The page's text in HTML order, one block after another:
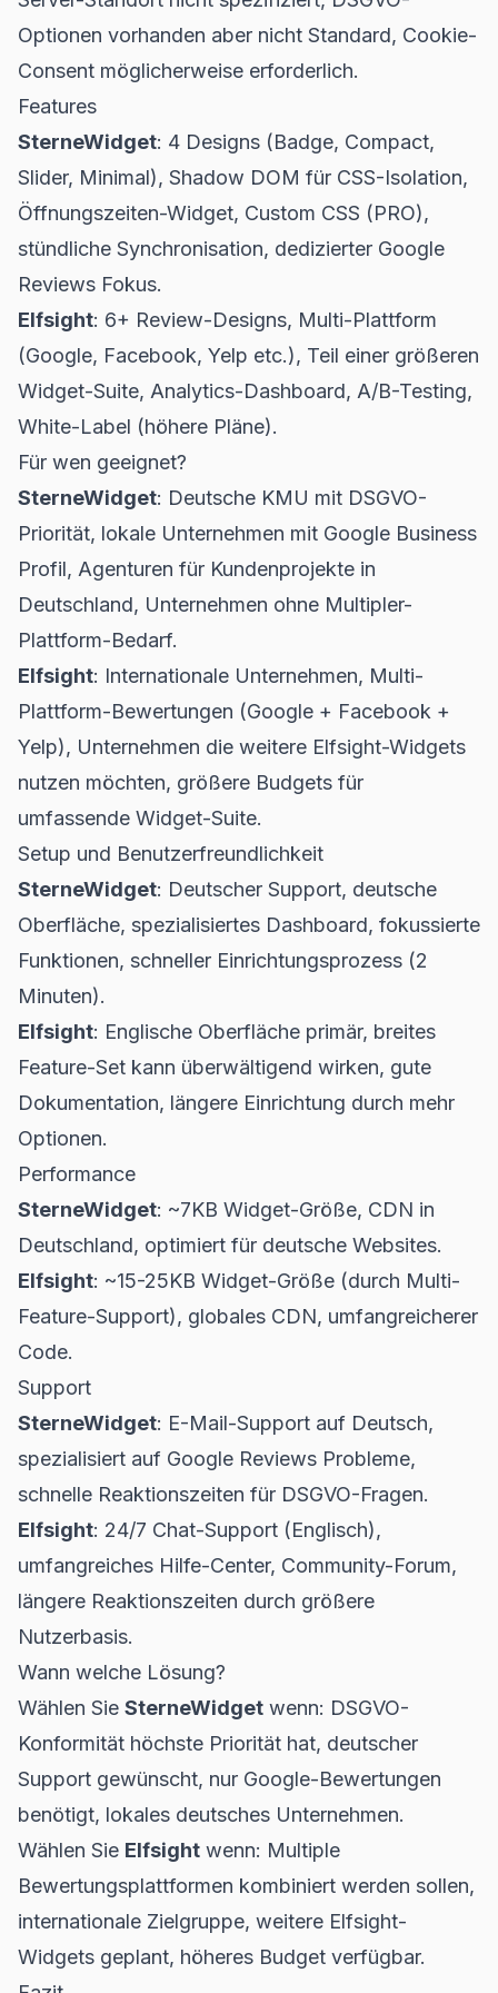
Optionen vorhanden aber nicht Standard, Cookie-
Consent möglicherweise erforderlich.
Features
SterneWidget: 4 Designs (Badge, Compact,
Slider, Minimal), Shadow DOM für CSS-Isolation,
Öffnungszeiten-Widget, Custom CSS (PRO),
stündliche Synchronisation, dedizierter Google
Reviews Fokus.
Elfsight: 6+ Review-Designs, Multi-Plattform
(Google, Facebook, Yelp etc.), Teil einer größeren
Widget-Suite, Analytics-Dashboard, A/B-Testing,
White-Label (höhere Pläne).
Für wen geeignet?
SterneWidget: Deutsche KMU mit DSGVO-
Priorität, lokale Unternehmen mit Google Business
Profil, Agenturen für Kundenprojekte in
Deutschland, Unternehmen ohne Multipler-
Plattform-Bedarf.
Elfsight: Internationale Unternehmen, Multi-
Plattform-Bewertungen (Google + Facebook +
Yelp), Unternehmen die weitere Elfsight-Widgets
nutzen möchten, größere Budgets für
umfassende Widget-Suite.
Setup und Benutzerfreundlichkeit
SterneWidget: Deutscher Support, deutsche
Oberfläche, spezialisiertes Dashboard, fokussierte
Funktionen, schneller Einrichtungsprozess (2
Minuten).
Elfsight: Englische Oberfläche primär, breites
Feature-Set kann überwältigend wirken, gute
Dokumentation, längere Einrichtung durch mehr
Optionen.
Performance
SterneWidget: ~7KB Widget-Größe, CDN in
Deutschland, optimiert für deutsche Websites.
Elfsight: ~15-25KB Widget-Größe (durch Multi-
Feature-Support), globales CDN, umfangreicherer
Code.
Support
SterneWidget: E-Mail-Support auf Deutsch,
spezialisiert auf Google Reviews Probleme,
schnelle Reaktionszeiten für DSGVO-Fragen.
Elfsight: 24/7 Chat-Support (Englisch),
umfangreiches Hilfe-Center, Community-Forum,
längere Reaktionszeiten durch größere
Nutzerbasis.
Wann welche Lösung?
Wählen Sie SterneWidget wenn: DSGVO-
Konformität höchste Priorität hat, deutscher
Support gewünscht, nur Google-Bewertungen
benötigt, lokales deutsches Unternehmen.
Wählen Sie Elfsight wenn: Multiple
Bewertungsplattformen kombiniert werden sollen,
internationale Zielgruppe, weitere Elfsight-
Widgets geplant, höheres Budget verfügbar.